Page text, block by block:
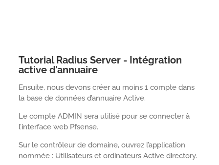
Tutorial Radius Server - Intégration
active d’annuaire
Ensuite, nous devons créer au moins 1 compte dans
la base de données d’annuaire Active.
Le compte ADMIN sera utilisé pour se connecter à
l’interface web Pfsense.
Sur le contrôleur de domaine, ouvrez l’application
nommée : Utilisateurs et ordinateurs Active directory.